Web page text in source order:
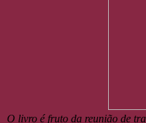
O livro é fruto da reunião de